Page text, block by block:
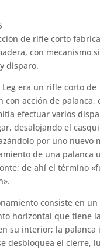
de rifle corto
con mecanismo
disparo.
Leg era un rifle corto de
con acción de palanca,
efectuar varios
desalojando el
por uno nuevo
de una palanca
de ahí el término
consiste en
horizontal que tiene
su interior; la palanca
desbloquea el cierre,